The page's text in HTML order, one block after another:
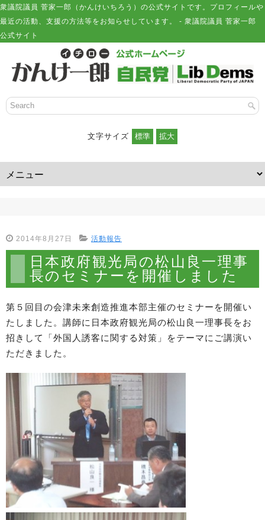
衆議院議員 菅家一郎（かんけいちろう）の公式サイトです。プロフィールや
最近の活動、支援の方法等をお知らせしています。 - 衆議院議員 菅家一郎
公式サイト
文字サイズ
2014年8月27日 活動報告
日本政府観光局の松山良一理事
長のセミナーを開催しました
第５回目の会津未来創造推進本部主催のセミナーを開催い
たしました。講師に日本政府観光局の松山良一理事長をお
招きして「外国人誘客に関する対策」をテーマにご講演い
ただきました。